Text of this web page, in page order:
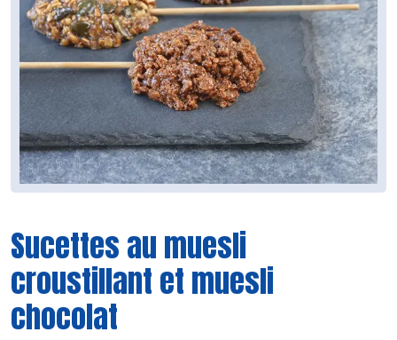
Sucettes au muesli
croustillant et muesli
chocolat